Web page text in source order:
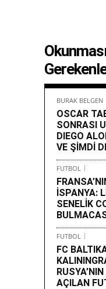
BURAK BELGEN
OSCAR
SONRASI
DIEGO
VE ŞİMDİ
FUTBOL
İSPANYA:
SENELİK
FUTBOL
FC
AÇILAN